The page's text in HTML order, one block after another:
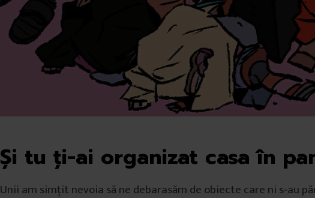
Și tu ți-ai organizat casa în
Unii am simțit nevoia să ne debarasăm de obiecte care ni s‐au